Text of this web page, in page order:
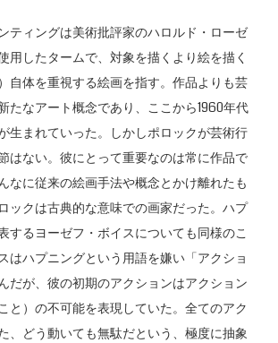
ティングは美術批評家のハロルド・ローゼ
用したタームで、対象を描くより絵を描く
自体を重視する絵画を指す。作品よりも芸
たなアート概念であり、ここから1960年代
生まれていった。しかしポロックが芸術行
はない。彼にとって重要なのは常に作品で
なに従来の絵画手法や概念とかけ離れたも
ックは古典的な意味での画家だった。ハプ
するヨーゼフ・ボイスについても同様のこ
はハプニングという用語を嫌い「アクショ
だが、彼の初期のアクションはアクション
と）の不可能を表現していた。全てのアク
、どう動いても無駄だという、極度に抽象